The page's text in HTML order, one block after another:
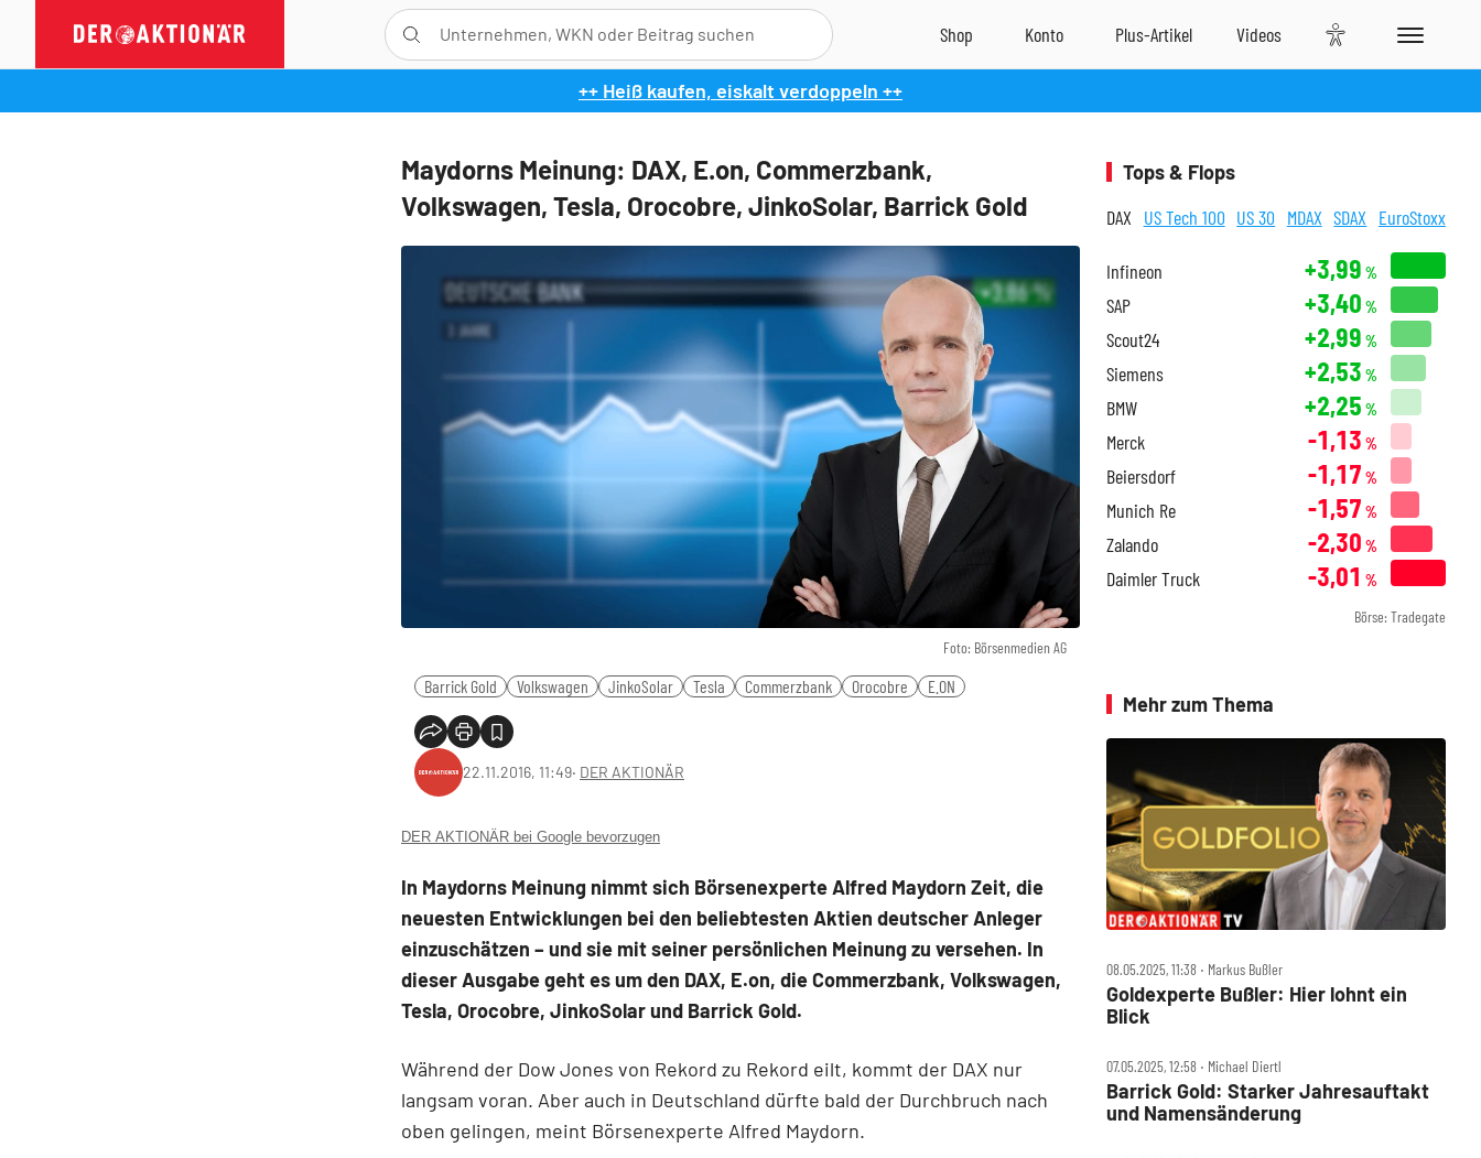
++ Heiß kaufen, eiskalt verdoppeln ++
Maydorns Meinung: DAX, E.on, Commerzbank,
Volkswagen, Tesla, Orocobre, JinkoSolar, Barrick Gold
Foto: Börsenmedien AG
Barrick Gold Volkswagen JinkoSolar Tesla Commerzbank Orocobre E.ON
22.11.2016, 11:49‧ DER AKTIONÄR
DER AKTIONÄR bei Google bevorzugen
In Maydorns Meinung nimmt sich Börsenexperte Alfred Maydorn Zeit, die
neuesten Entwicklungen bei den beliebtesten Aktien deutscher Anleger
einzuschätzen – und sie mit seiner persönlichen Meinung zu versehen. In
dieser Ausgabe geht es um den DAX, E.on, die Commerzbank, Volkswagen,
Tesla, Orocobre, JinkoSolar und Barrick Gold.
Während der Dow Jones von Rekord zu Rekord eilt, kommt der DAX nur
langsam voran. Aber auch in Deutschland dürfte bald der Durchbruch nach
oben gelingen, meint Börsenexperte Alfred Maydorn.
Tops & Flops
DAX US Tech 100 US 30 MDAX SDAX EuroStoxx
Infineon +3,99 %
SAP +3,40 %
Scout24 +2,99 %
Siemens +2,53 %
BMW +2,25 %
Merck -1,13 %
Beiersdorf -1,17 %
Munich Re -1,57 %
Zalando -2,30 %
Daimler Truck -3,01 %
Börse: Tradegate
Mehr zum Thema
08.05.2025, 11:38 ‧ Markus Bußler
Goldexperte Bußler: Hier lohnt ein
Blick
07.05.2025, 12:58 ‧ Michael Diertl
Barrick Gold: Starker Jahresauftakt
und Namensänderung